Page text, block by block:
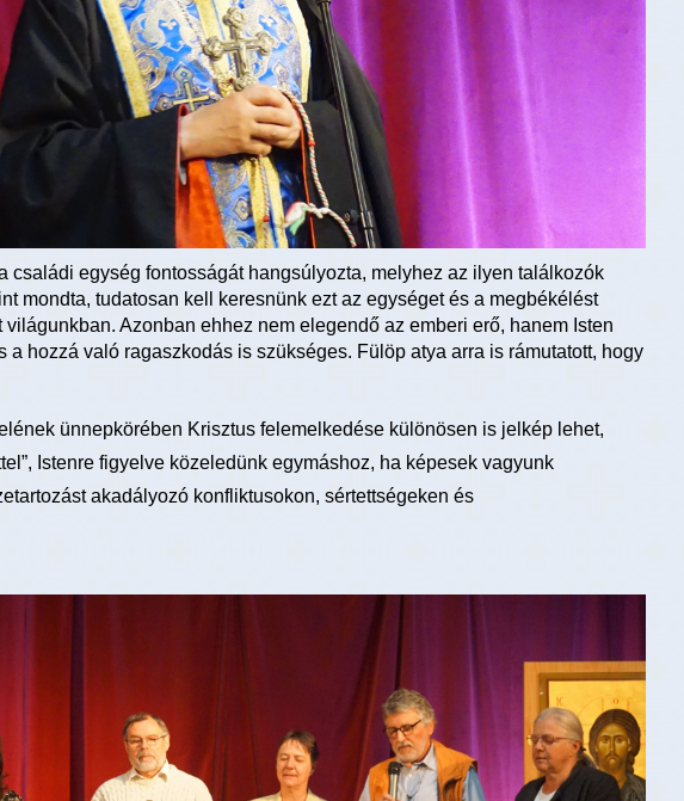
családi egység fontosságát hangsúlyozta, melyhez az ilyen találkozók
mondta, tudatosan kell keresnünk ezt az egységet és a megbékélést
Azonban ehhez nem elegendő az emberi erő, hanem Isten
a hozzá való ragaszkodás is szükséges. Fülöp atya arra is rámutatott, hogy
ünnepkörében Krisztus felemelkedése különösen is jelkép lehet,
Istenre figyelve közeledünk egymáshoz, ha képesek vagyunk
akadályozó konfliktusokon, sértettségeken és